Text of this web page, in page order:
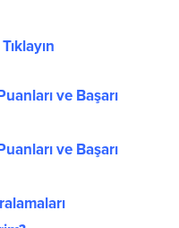
ve Başarı
ve Başarı